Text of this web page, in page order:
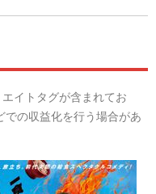
イトタグが含まれてお
での収益化を行う場合があ